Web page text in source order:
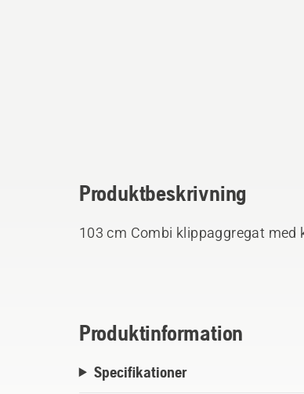
Produktbeskrivning
103 cm Combi klippaggregat
Produktinformation
Specifikationer